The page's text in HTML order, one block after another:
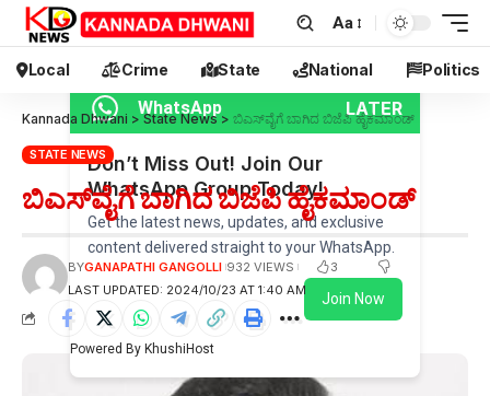
Aa
Local Crime State National Politics
Kannada Dhwani >State News> ಬಿಎಸ್‌ವೈಗೆ ಬಾಗಿದ ಬಿಜೆಪಿ ಹೈಕಮಾಂಡ್
STATE NEWS
ಬಿಎಸ್‌ವೈಗೆ ಬಾಗಿದ ಬಿಜೆಪಿ ಹೈಕಮಾಂಡ್
LAST UPDATED: 2024/10/23 AT 1:40 AM
BYGANAPATHI GANGOLLI 932 VIEWS 3
WhatsApp LATER
Don’t Miss Out! Join Our
WhatsApp Group Today!
Get the latest news, updates, and exclusive
content delivered straight to your WhatsApp.
Join Now
Powered By KhushiHost